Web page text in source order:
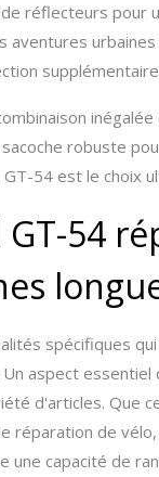
réflecteurs pour
robuste
54 est le choix
54
spécifiques
aspect
d'articles. Que
réparation de
une capacité de